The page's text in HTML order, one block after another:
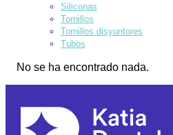
Siliconas
Tornillos
Tornillos disyuntores
Tubos
No se ha encontrado nada.